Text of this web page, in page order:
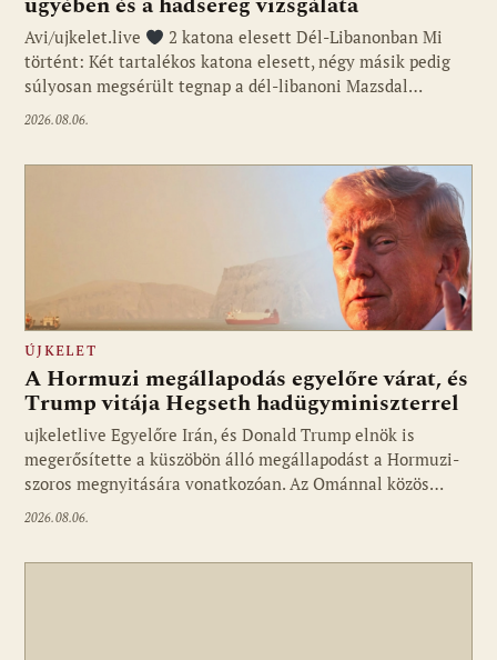
Avi/ujkelet.live
2 katona elesett Dél-Libanonban Mi
történt: Két tartalékos katona elesett, négy másik pedig
súlyosan megsérült tegnap a dél-libanoni Mazsdal…
2026.08.06.
Fotó: ujkelet.live
ÚJKELET
A Hormuzi megállapodás egyelőre várat, és
Trump vitája Hegseth hadügyminiszterrel
ujkeletlive Egyelőre Irán, és Donald Trump elnök is
megerősítette a küszöbön álló megállapodást a Hormuzi-
szoros megnyitására vonatkozóan. Az Ománnal közös…
2026.08.06.